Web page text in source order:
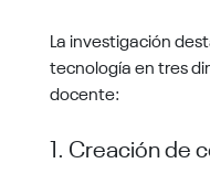
La investigación
tecnología en tres
docente:
1. Creación de